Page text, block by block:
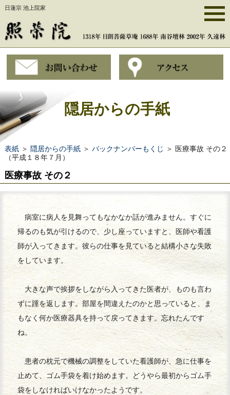
日蓮宗 池上院家
隠居からの手紙
表紙＞ 隠居からの手紙＞ バックナンバーもくじ ＞ 医療事故 その２
（平成１８年７月）
医療事故 その２
病室に病人を見舞ってもなかなか話が進みません。すぐに
帰るのも気が引けるので、少し座っていますと、医師や看護
師が入ってきます。彼らの仕事を見ていると結構小さな失敗
をしています。
大きな声で挨拶をしながら入ってきた医者が、ものも言わ
ずに踵を返します。部屋を間違えたのかと思っていると、ま
もなく何か医療器具を持って戻ってきます。忘れたんです
ね。
患者の枕元で機械の調整をしていた看護師が、急に仕事を
止めて、ゴム手袋を着け始めます。どうやら最初からゴム手
袋をしなければいけなかったようです。